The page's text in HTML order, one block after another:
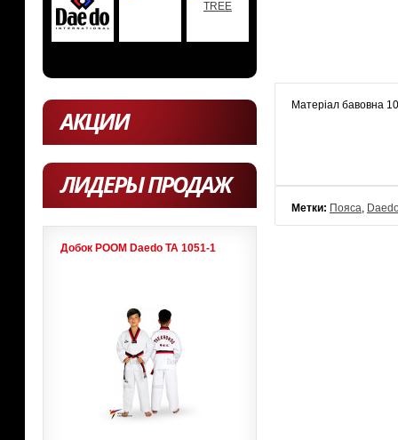
АКЦИИ
ЛИДЕРЫ ПРОДАЖ
Добок POOM Daedo ТА 1051-1
Матеріал бавовна
Метки: Пояса,